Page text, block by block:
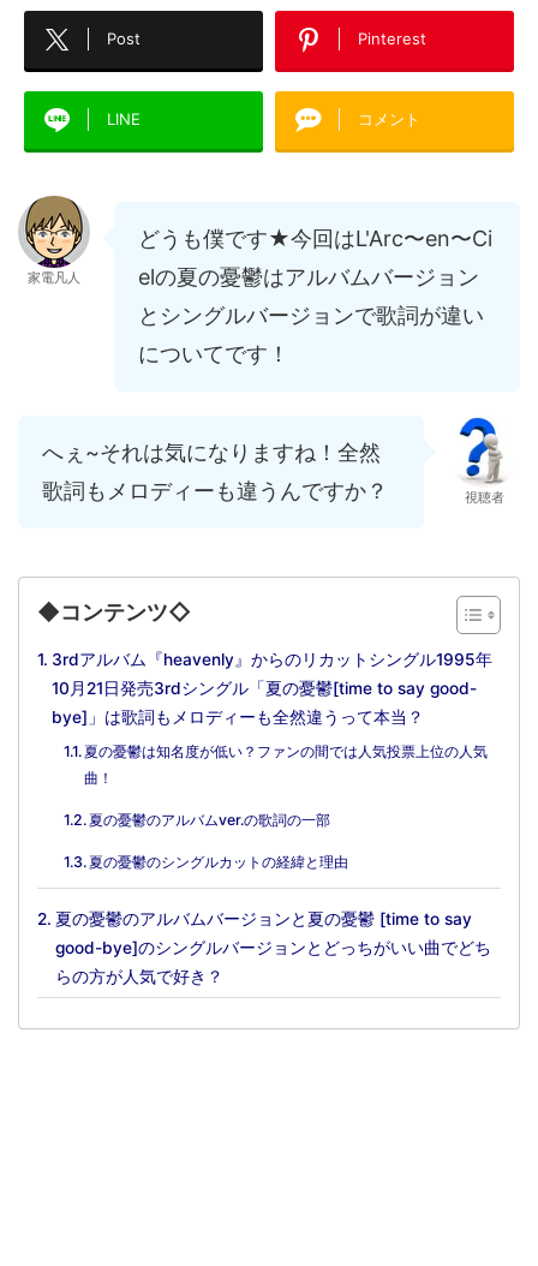
Post Pinterest
LINE コメント
家電凡人
どうも僕です★今回はL'Arc〜en〜Ci
elの夏の憂鬱はアルバムバージョン
とシングルバージョンで歌詞が違い
についてです！
へぇ~それは気になりますね！全然
歌詞もメロディーも違うんですか？
視聴者
◆コンテンツ◇
3rdアルバム『heavenly』からのリカットシングル1995年
10月21日発売3rdシングル「夏の憂鬱[time to say good-
bye]」は歌詞もメロディーも全然違うって本当？
夏の憂鬱は知名度が低い？ファンの間では人気投票上位の人気
曲！
夏の憂鬱のアルバムver.の歌詞の一部
夏の憂鬱のシングルカットの経緯と理由
夏の憂鬱のアルバムバージョンと夏の憂鬱 [time to say
good-bye]のシングルバージョンとどっちがいい曲でどち
らの方が人気で好き？